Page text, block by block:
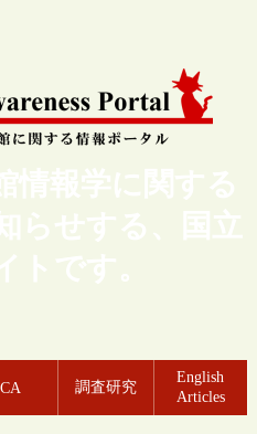
情報学に関する
らせする、国立
トです。
CA 調査研究
English
Articles